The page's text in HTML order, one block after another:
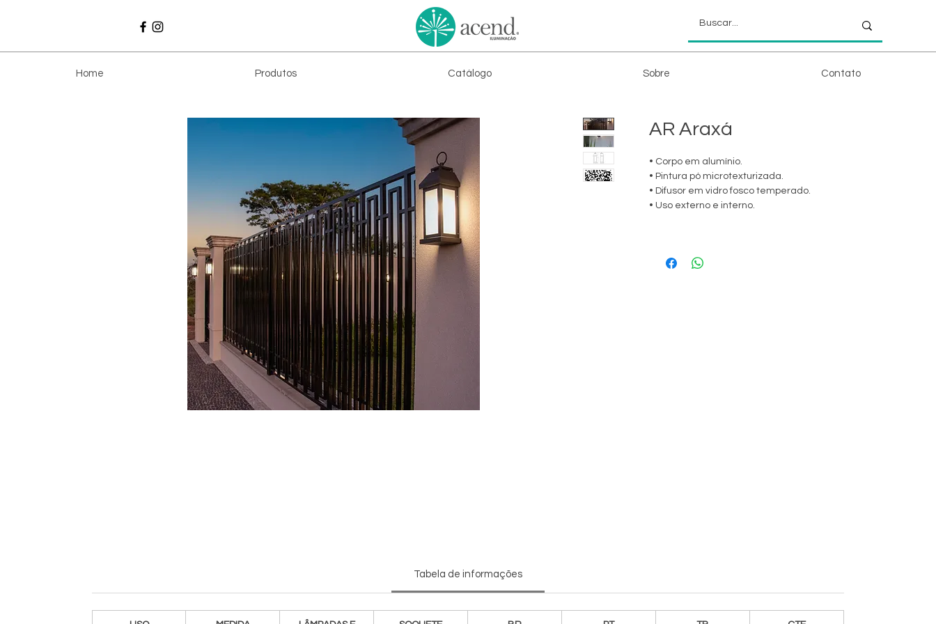
Home Produtos Catálogo Sobre Contato
AR Araxá
• Corpo em alumínio.
• Pintura pó microtexturizada.
• Difusor em vidro fosco temperado.
• Uso externo e interno.
Tabela de informações